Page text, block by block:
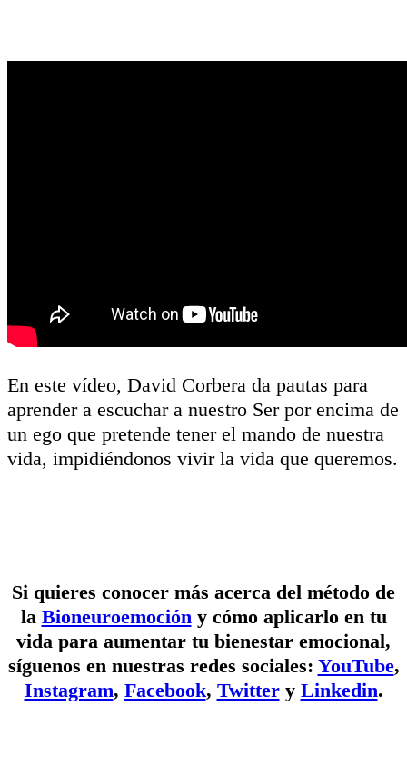
En este vídeo, David Corbera da pautas para
aprender a escuchar a nuestro Ser por encima de
un ego que pretende tener el mando de nuestra
vida, impidiéndonos vivir la vida que queremos.
Si quieres conocer más acerca del método de
la Bioneuroemoción y cómo aplicarlo en tu
vida para aumentar tu bienestar emocional,
síguenos en nuestras redes sociales: YouTube,
Instagram, Facebook, Twittery Linkedin.